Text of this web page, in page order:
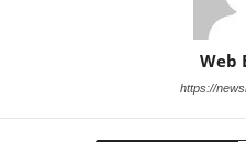
Web
https://